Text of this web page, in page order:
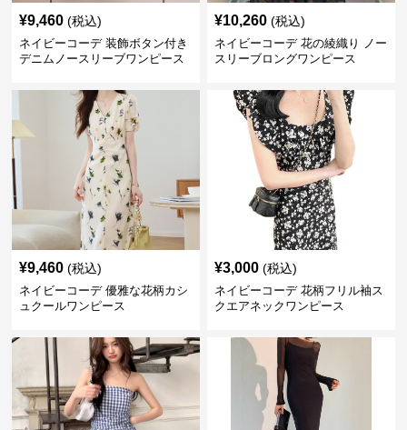
¥9,460 (税込)
ネイビーコーデ 装飾ボタン付き
デニムノースリーブワンピース
¥10,260 (税込)
ネイビーコーデ 花の綾織り ノー
スリーブロングワンピース
¥9,460 (税込)
ネイビーコーデ 優雅な花柄カシ
ュクールワンピース
¥3,000 (税込)
ネイビーコーデ 花柄フリル袖ス
クエアネックワンピース